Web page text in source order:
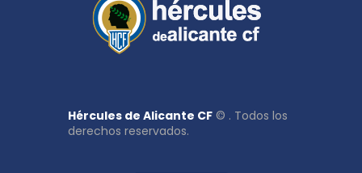
Hércules de Alicante CF © . Todos los
derechos reservados.